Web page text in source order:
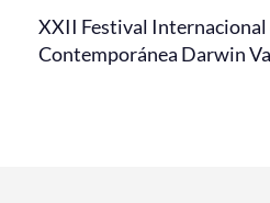
XXII Festival Internacional
Contemporánea Darwin